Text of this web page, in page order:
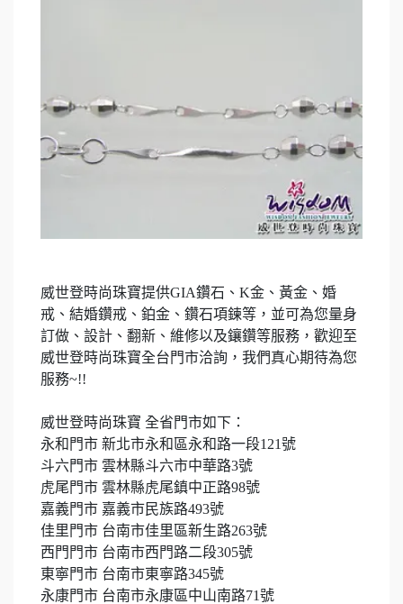
威世登時尚珠寶提供GIA鑽石、 K金、黃金、婚
戒、結婚鑽戒、鉑金、鑽石項鍊等，並可為您量身
訂做、設計、翻新、維修以及鑲鑽等服務，歡迎至
威世登時尚珠寶全台門市洽詢，我們真心期待為您
服務~!!
威世登時尚珠寶 全省門市如下：
永和門市 新北市永和區永和路一段121號
斗六門市 雲林縣斗六市中華路3號
虎尾門市 雲林縣虎尾鎮中正路98號
嘉義門市 嘉義市民族路493號
佳里門市 台南市佳里區新生路263號
西門門市 台南市西門路二段305號
東寧門市 台南市東寧路345號
永康門市 台南市永康區中山南路71號